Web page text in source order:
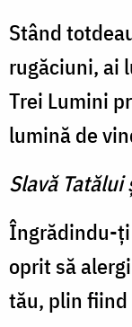
Stând
rugăciuni, ai
Trei Lumini
lumină de
Slavă
Îngrădindu-
oprit să
tău, plin fiind